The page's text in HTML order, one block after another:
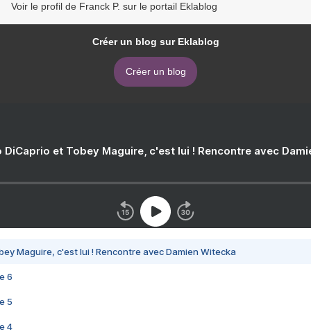
Voir le profil de Franck P. sur le portail Eklablog
Créer un blog sur Eklablog
Créer un blog
DiCaprio et Tobey Maguire, c'est lui ! Rencontre avec
Maguire, c'est lui ! Rencontre avec Damien Witecka
6
5
4